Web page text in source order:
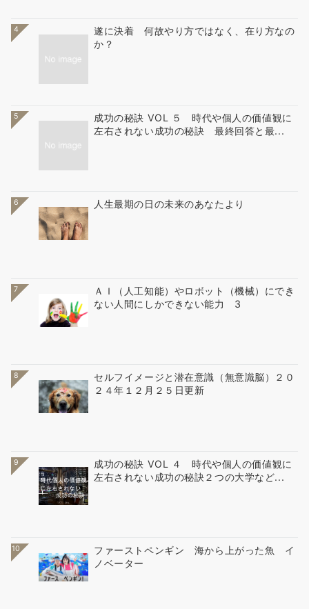
4
遂に決着 何故やり方ではなく、在り方なの
か？
5
成功の秘訣 VOL ５ 時代や個人の価値観に
左右されない成功の秘訣 最終回答と最...
6 人生最期の日の未来のあなたより
7
ＡＩ（人工知能）やロボット（機械）にでき
ない人間にしかできない能力 3
8
セルフイメージと潜在意識（無意識脳）２０
２４年１２月２５日更新
9
成功の秘訣 VOL ４ 時代や個人の価値観に
左右されない成功の秘訣２つの大学など...
10
ファーストペンギン 海から上がった魚 イ
ノベーター